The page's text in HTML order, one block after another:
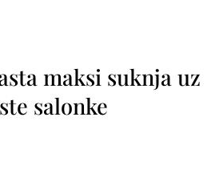
maksi suknja uz
salonke